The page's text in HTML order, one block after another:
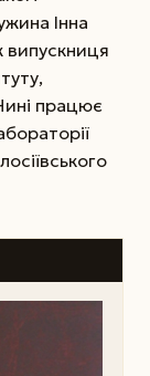
Інна
випускниця
працює